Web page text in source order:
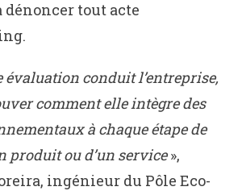
dénoncer tout acte
évaluation conduit l’entreprise,
comment elle intègre des
à chaque étape de
produit ou d’un service»,
ingénieur du Pôle Eco-